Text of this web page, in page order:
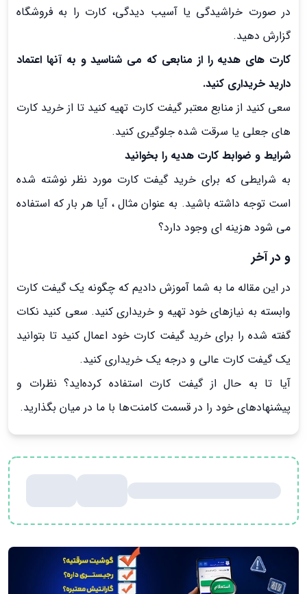
در صورت خراشیدگی یا آسیب دیدگی، کارت را به فروشگاه
گزارش دهید.
کارت های هدیه را از منابعی که می شناسید و به آنها اعتماد
دارید خریداری کنید.
سعی کنید از منابع معتبر گیفت کارت تهیه کنید تا از خرید کارت
های جعلی یا سرقت شده جلوگیری کنید.
شرایط و ضوابط کارت هدیه را بخوانید
به شرایطی که برای خرید گیفت کارت مورد نظر نوشته شده
است توجه داشته باشید. به عنوان مثال ، آیا هر بار که استفاده
می شود هزینه ای وجود دارد؟
و در آخر
در این مقاله ما به شما آموزش دادیم که چگونه یک گیفت کارت
وابسته به نیازهای خود تهیه و خریداری کنید. سعی کنید نکات
گفته شده را برای خرید گیفت کارت خود اعمال کنید تا بتوانید
یک گیفت کارت عالی و درجه یک خریداری کنید.
آیا تا به حال از گیفت کارت استفاده کرده‌اید؟ نظرات و
پیشنهادهای خود را در قسمت کامنت‌ها با ما در میان بگذارید.